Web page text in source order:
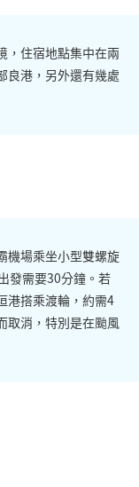
，住宿地點集中在兩
良港，另外還有幾處
機場乘坐小型雙螺旋
發需要30分鐘。若
港搭乘渡輪，約需4
取消，特別是在颱風